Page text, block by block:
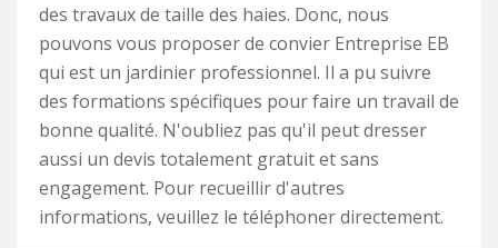
des travaux de taille des haies. Donc, nous
pouvons vous proposer de convier Entreprise EB
qui est un jardinier professionnel. Il a pu suivre
des formations spécifiques pour faire un travail de
bonne qualité. N'oubliez pas qu'il peut dresser
aussi un devis totalement gratuit et sans
engagement. Pour recueillir d'autres
informations, veuillez le téléphoner directement.